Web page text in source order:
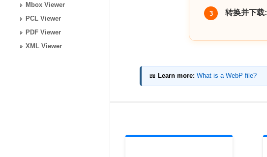
Mbox Viewer
PCL Viewer
PDF Viewer
XML Viewer
3 转换并下载:
📖 Learn more: What is a WebP file?